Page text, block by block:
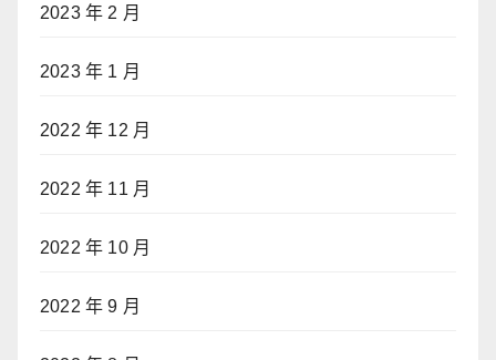
2023 年 2 月
2023 年 1 月
2022 年 12 月
2022 年 11 月
2022 年 10 月
2022 年 9 月